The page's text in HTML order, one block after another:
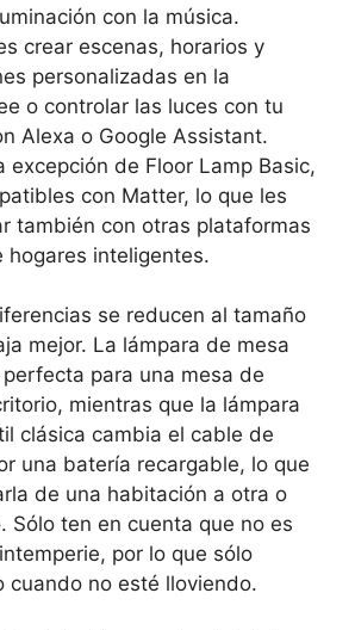
con la música.
crear escenas, horarios y
personalizadas en la
o controlar las luces con tu
Alexa o Google Assistant.
excepción de Floor Lamp Basic,
con Matter, lo que les
también con otras plataformas
hogares inteligentes.
se reducen al tamaño
mejor. La lámpara de mesa
para una mesa de
mientras que la lámpara
clásica cambia el cable de
una batería recargable, lo que
de una habitación a otra o
Sólo ten en cuenta que no es
por lo que sólo
cuando no esté lloviendo.